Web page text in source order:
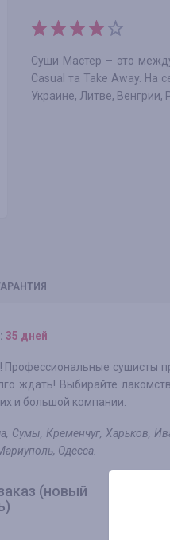
Суши Мастер – это
Casual та Take Away. На
Украине, Литве,
35 дней
Профессиональные
ждать! Выбирайте
и большой компании.
Сумы, Кременчуг, Харьков,
Одесса.
(новый